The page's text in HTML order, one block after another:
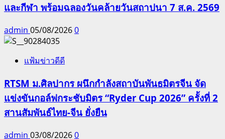
และกีฬา พร้อมฉลองวันคล้ายวันสถาปนา 7 ส.ค. 2569
admin 05/08/20260
แฟ้มข่าวดีดี
RTSM ม.ศิลปากร ผนึกกำลังสถาบันพันธมิตรจีน จัด
แข่งขันกอล์ฟกระชับมิตร “Ryder Cup 2026” ครั้งที่ 2
สานสัมพันธ์ไทย-จีน ยั่งยืน
admin 03/08/20260